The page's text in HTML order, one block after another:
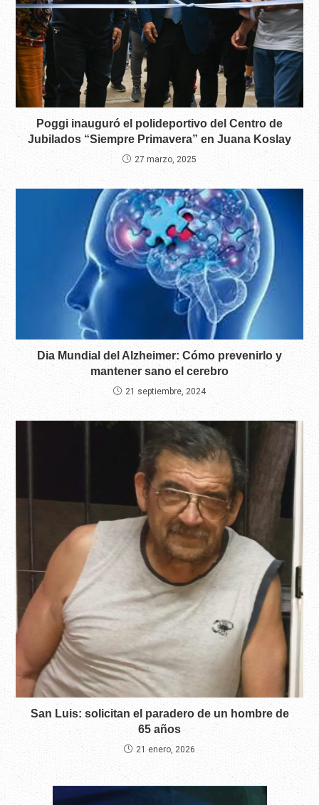
Poggi inauguró el polideportivo del Centro de
Jubilados “Siempre Primavera” en Juana Koslay
27 marzo, 2025
Dia Mundial del Alzheimer: Cómo prevenirlo y
mantener sano el cerebro
21 septiembre, 2024
San Luis: solicitan el paradero de un hombre de
65 años
21 enero, 2026